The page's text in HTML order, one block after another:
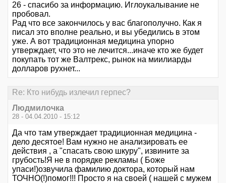
26 - спасибо за информацию. Иглоукалывание не
пробовал.
Рад что все закончилось у вас благополучно. Как я
писал это вполне реально, и вы убедились в этом
уже. А вот традиционная медицина упорно
утверждает, что это не лечится...иначе кто же будет
покупать тот же Валтрекс, рынок на миилиарды
долларов рухнет...
Re: Кто нибудь излечил герпес?
Людмилочка
28 - 04.04.2010 - 15:12
Да что там утверждает традиционная медицина -
дело десятое! Вам нужно не анализировать ее
действия , а "спасать свою шкуру", извините за
грубость!Я не в порядке рекламы ( Боже
упаси!)озвучила фамилию доктора, который нам
ТОЧНО(!)помог!!! Просто я на своей ( нашей с мужем